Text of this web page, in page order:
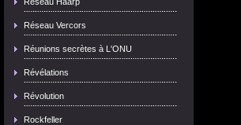
Réseau Vercors
Réunions secrètes à L'ONU
Révélations
Révolution
Rockfeller